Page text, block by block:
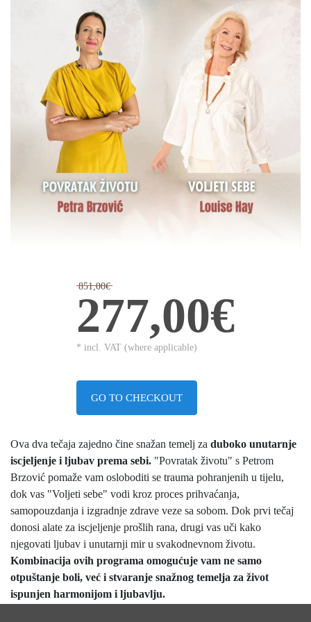
851,00€
277,00€
* incl. VAT (where applicable)
GO TO CHECKOUT
Ova dva tečaja zajedno čine snažan temelj za duboko unutarnje
iscjeljenje i ljubav prema sebi. "Povratak životu" s Petrom
Brzović pomaže vam osloboditi se trauma pohranjenih u tijelu,
dok vas "Voljeti sebe" vodi kroz proces prihvaćanja,
samopouzdanja i izgradnje zdrave veze sa sobom. Dok prvi tečaj
donosi alate za iscjeljenje prošlih rana, drugi vas uči kako
njegovati ljubav i unutarnji mir u svakodnevnom životu.
Kombinacija ovih programa omogućuje vam ne samo
otpuštanje boli, već i stvaranje snažnog temelja za život
ispunjen harmonijom i ljubavlju.